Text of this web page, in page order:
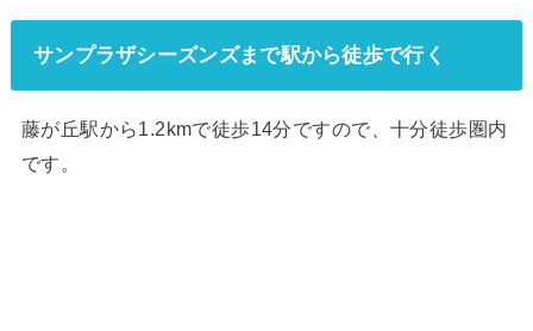
サンプラザシーズンズまで駅から徒歩で行く
藤が丘駅から1.2kmで徒歩14分ですので、十分徒歩圏内
です。